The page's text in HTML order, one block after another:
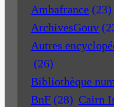
Ambafrance (23)
ArchivesGouv
Autres
(26)
Bibliothèque
BnF (28) Cairn